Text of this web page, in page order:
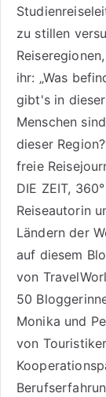
zu stillen
ihr: „Was
gibt's in
Menschen
dieser
freie
DIE ZEIT,
Reiseautorin
Ländern der
auf diesem
von
50
Monika und
von